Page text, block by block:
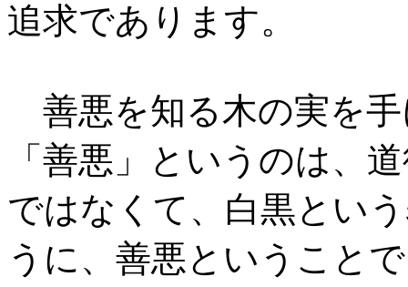
追求であります。
善悪を知る木の実を
「善悪」というのは、
ではなくて、白黒とい
うに、善悪ということ